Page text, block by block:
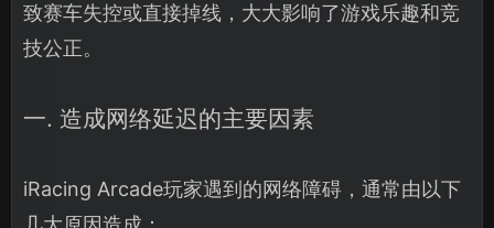
致赛车失控或直接掉线，大大影响了游戏乐趣和竞
技公正。
一. 造成网络延迟的主要因素
iRacing Arcade玩家遇到的网络障碍，通常由以下